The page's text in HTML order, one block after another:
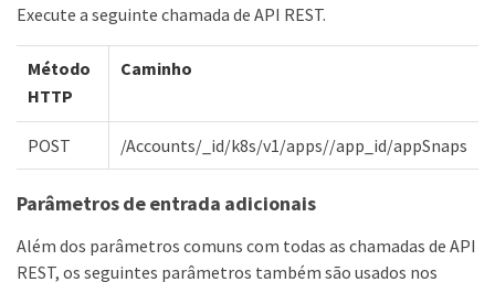
Execute a seguinte chamada de API REST.
Método
HTTP
Caminho
POST /Accounts/_id/k8s/v1/apps//app_id/appSnaps
Parâmetros de entrada adicionais
Além dos parâmetros comuns com todas as chamadas de API
REST, os seguintes parâmetros também são usados nos